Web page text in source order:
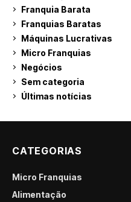
Franquia Barata
Franquias Baratas
Máquinas Lucrativas
Micro Franquias
Negócios
Sem categoria
Últimas notícias
CATEGORIAS
Micro Franquias
Alimentação